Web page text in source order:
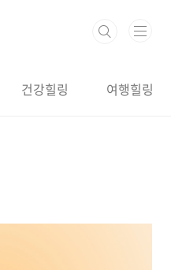
건강힐링 여행힐링